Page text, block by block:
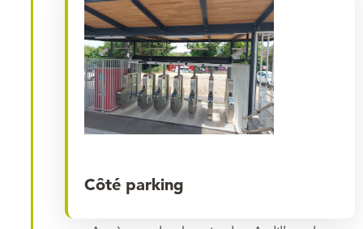
Côté parking